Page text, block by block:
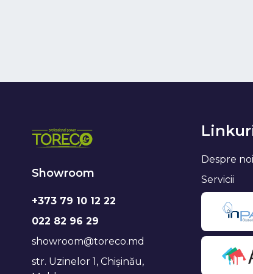
Showroom
+373 79 10 12 22
022 82 96 29
showroom@toreco.md
str. Uzinelor 1, Chișinău,
Despre noi
Servicii